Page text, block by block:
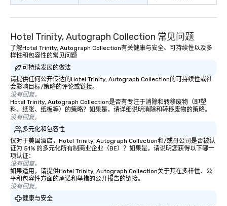
Hotel Trinity, Autograph Collection 常见问题
了解Hotel Trinity, Autograph Collection有关健康与安全、可持续性以及多
样性和包容性的常见问题
可持续发展的做法
请提供任何公开传达的Hotel Trinity, Autograph Collection的可持续性或社
会影响目标/策略的评论或链接。
没有回复。
Hotel Trinity, Autograph Collection是否有专注于消除和转移废物（即塑
料、纸张、纸板等）的策略？如果是，请详细说明消除和转移废物的策略。
没有回复。
多元化和包容性
仅对于美国酒店，Hotel Trinity, Autograph Collection和/或母公司是否被认
证为 51% 的多元化所有制商业企业（BE）？如果是，请说明您获得以下哪一
项认证：
没有回复。
如果适用，请提供Hotel Trinity, Autograph Collection关于其在多样性、公
平和包容性方面的承诺和举措的公开报告的链接。
没有回复。
健康与安全